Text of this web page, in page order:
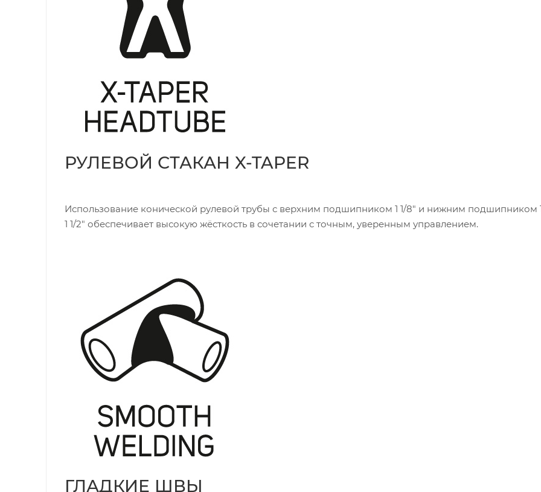
РУЛЕВОЙ СТАКАН X-TAPER
Использование конической рулевой трубы с верхним подшипником 1 1/8" и нижним подшипником
1 1/2" обеспечивает высокую жёсткость в сочетании с точным, уверенным управлением.
ГЛАДКИЕ ШВЫ